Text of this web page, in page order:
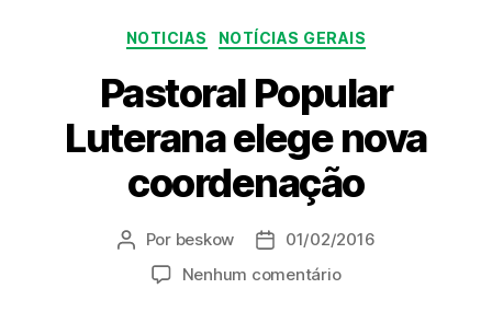
Categorias
NOTICIAS NOTÍCIAS GERAIS
Pastoral Popular
Luterana elege nova
coordenação
Autor
post
Por beskow
Data01/02/2016
Nenhum comentárioem